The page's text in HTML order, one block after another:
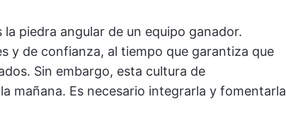
piedra angular de un equipo ganador.
y de confianza, al tiempo que garantiza que
Sin embargo, esta cultura de
mañana. Es necesario integrarla y fomentarla